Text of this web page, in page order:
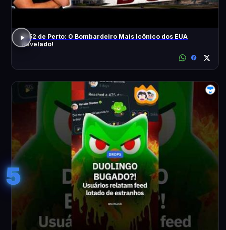
B-52 de Perto: O Bombardeiro Mais Icônico dos EUA
Revelado!
5